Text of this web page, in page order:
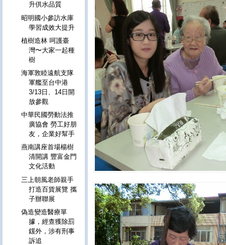
升供水品質
昭明國小參訪水庫
學習成效大提升
植樹造林 呵護臺
灣〜大家一起種
樹
海軍敦睦遠航支隊
軍艦至台中港
3/13日、14日開
放參觀
中華民國勞動法推
廣協會 勞工好朋
友，企業好幫手
燕南講座首場楊樹
清開講 豐富金門
文化活動
三上朝風老師親手
打造百貨展覽 攜
子辦聯展
偽造變造醫療單
據，經查獲除罰
鍰外，涉有刑事
訴追